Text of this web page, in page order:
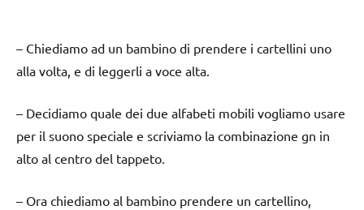
– Chiediamo ad un bambino di prendere i cartellini uno
alla volta, e di leggerli a voce alta.
– Decidiamo quale dei due alfabeti mobili vogliamo usare
per il suono speciale e scriviamo la combinazione gn in
alto al centro del tappeto.
– Ora chiediamo al bambino prendere un cartellino,